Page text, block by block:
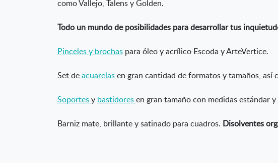
como Vallejo, Talens y Golden.
Todo un mundo de posibilidades para desarrollar tus
Pinceles y brochas para óleo y acrílico Escoda y ArteVertice.
Set deacuarelasen gran cantidad de formatos y tamaños, así
Soportesy bastidoresen gran tamaño con medidas estándar
Barniz mate, brillante y satinado para cuadros. Disolventes